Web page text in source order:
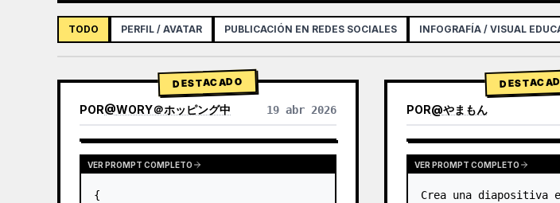
TODO PERFIL / AVATAR PUBLICACIÓN EN REDES SOCIALES INFOGRAFÍA / VISUAL
DESTACADO
POR@WORY＠ホッピング中 19 abr 2026
VER PROMPT COMPLETO
{
POR@やまもん
VER RESULTADOS DE
VER PROMPT COMPLETO
Crea una diapositiva